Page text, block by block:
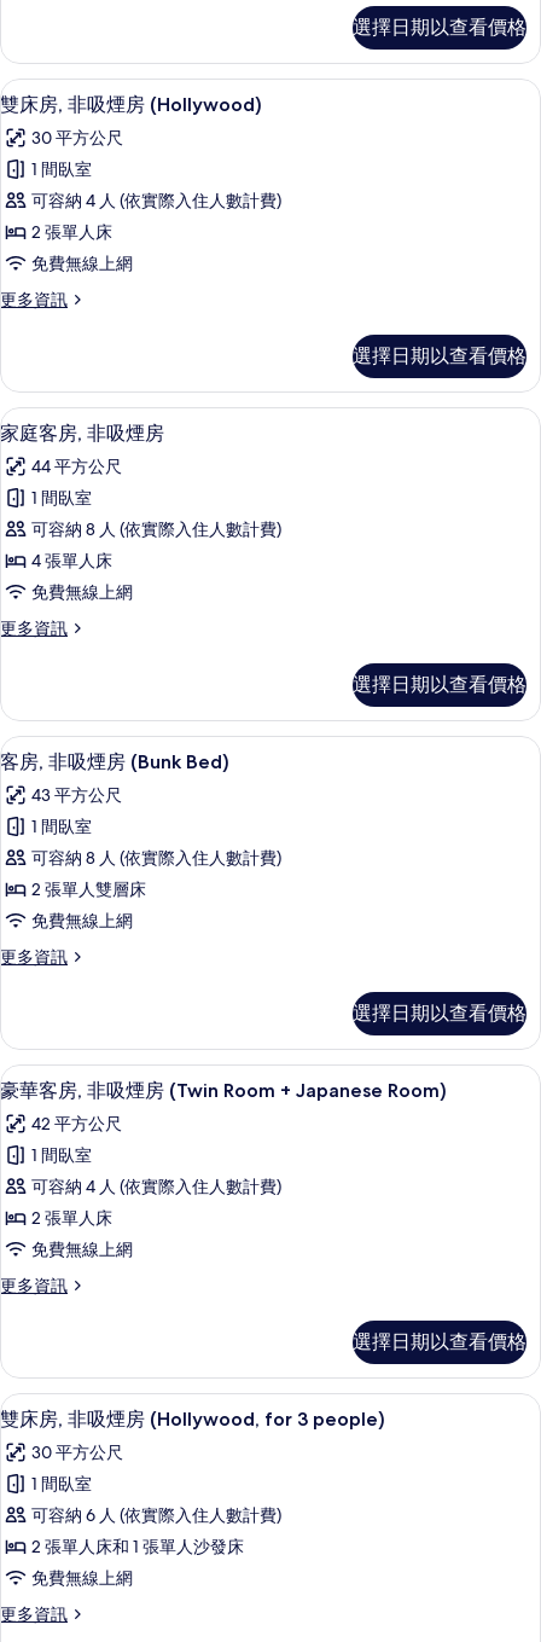
bed)
的
所
有
相
片
非
吸
煙
(King
bed)
的
詳
情
選擇日期以查看價格
顯
示
雙
床
房,
非
煙
(Hollywood)
的
所
有
相
片
客房內保險箱、遮光布/窗簾、免費無
11
雙床房, 非吸煙房 (Hollywood)
30 平方公尺
1 間臥室
可容納 4 人 (依實際入住人數計費)
2 張單人床
免費無線上網
更多資訊
更
房,
非
吸
煙
房
(Hollywood)
的
詳
情
選擇日期以查看價格
顯
示
家
庭
客
房,
吸
房
的
所
有
相
片
客房內保險箱、遮光布/窗簾、免費無
11
家庭客房, 非吸煙房
44 平方公尺
1 間臥室
可容納 8 人 (依實際入住人數計費)
4 張單人床
免費無線上網
更多資訊
更
客
房,
非
煙
房
的
詳
情
選擇日期以查看價格
顯
示
客
房,
非
吸
房
Bed)
的
所
有
相
片
客房內保險箱、遮光布/窗簾、免費無
12
客房, 非吸煙房 (Bunk Bed)
43 平方公尺
1 間臥室
可容納 8 人 (依實際入住人數計費)
2 張單人雙層床
免費無線上網
更多資訊
更
非
吸
煙
(Bunk
Bed)
的
詳
情
選擇日期以查看價格
顯
示
豪
華
客
房,
吸
房
(Twin
Room
+
Japanese
Room)
的
所
有
相
客房內保險箱、遮光布/窗簾、免費無
11
豪華客房, 非吸煙房 (Twin Room + Japanese Room)
42 平方公尺
1 間臥室
可容納 4 人 (依實際入住人數計費)
2 張單人床
免費無線上網
更多資訊
更
客
房,
非
煙
房
(Twin
Room
+
Japanese
Room)
的
選擇日期以查看價格
顯
示
雙
床
房,
非
煙
客房內保險箱、遮光布/窗簾、免費無
11
雙床房, 非吸煙房 (Hollywood, for 3 people)
30 平方公尺
1 間臥室
可容納 6 人 (依實際入住人數計費)
2 張單人床和 1 張單人沙發床
免費無線上網
更多資訊
更